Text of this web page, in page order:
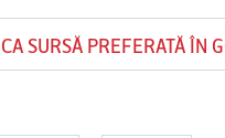
CA SURSĂ PREFERATĂ ÎN